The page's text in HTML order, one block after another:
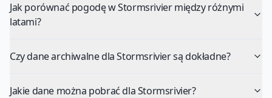
Jak porównać pogodę w Stormsrivier między różnymi
latami?
Czy dane archiwalne dla Stormsrivier są dokładne?
Jakie dane można pobrać dla Stormsrivier?